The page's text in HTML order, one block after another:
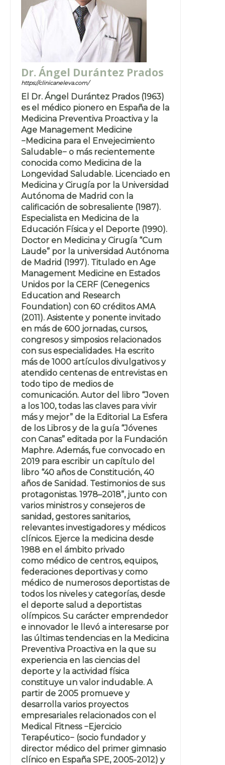
Dr. Ángel Durántez Prados
https://clinicaneleva.com/
El Dr. Ángel Durántez Prados (1963)
es el médico pionero en España de la
Medicina Preventiva Proactiva y la
Age Management Medicine
−Medicina para el Envejecimiento
Saludable− o más recientemente
conocida como Medicina de la
Longevidad Saludable. Licenciado en
Medicina y Cirugía por la Universidad
Autónoma de Madrid con la
calificación de sobresaliente (1987).
Especialista en Medicina de la
Educación Física y el Deporte (1990).
Doctor en Medicina y Cirugía “Cum
Laude” por la universidad Autónoma
de Madrid (1997). Titulado en Age
Management Medicine en Estados
Unidos por la CERF (Cenegenics
Education and Research
Foundation) con 60 créditos AMA
(2011). Asistente y ponente invitado
en más de 600 jornadas, cursos,
congresos y simposios relacionados
con sus especialidades. Ha escrito
más de 1000 artículos divulgativos y
atendido centenas de entrevistas en
todo tipo de medios de
comunicación. Autor del libro “Joven
a los 100, todas las claves para vivir
más y mejor” de la Editorial La Esfera
de los Libros y de la guía “Jóvenes
con Canas” editada por la Fundación
Maphre. Además, fue convocado en
2019 para escribir un capítulo del
libro “40 años de Constitución, 40
años de Sanidad. Testimonios de sus
protagonistas. 1978–2018”, junto con
varios ministros y consejeros de
sanidad, gestores sanitarios,
relevantes investigadores y médicos
clínicos. Ejerce la medicina desde
1988 en el ámbito privado
como médico de centros, equipos,
federaciones deportivas y como
médico de numerosos deportistas de
todos los niveles y categorías, desde
el deporte salud a deportistas
olímpicos. Su carácter emprendedor
e innovador le llevó a interesarse por
las últimas tendencias en la Medicina
Preventiva Proactiva en la que su
experiencia en las ciencias del
deporte y la actividad física
constituye un valor indudable. A
partir de 2005 promueve y
desarrolla varios proyectos
empresariales relacionados con el
Medical Fitness −Ejercicio
Terapéutico− (socio fundador y
director médico del primer gimnasio
clínico en España SPE, 2005-2012) y